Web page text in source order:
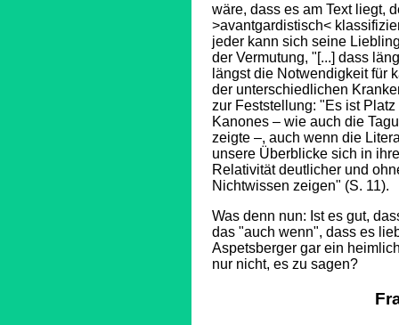
wäre, dass es am Text liegt,
>avantgardistisch<
jeder kann sich seine
der Vermutung, "[...] dass
längst die Notwendigkeit für
der unterschiedlichen
zur Feststellung: "Es ist
Kanones – wie auch die
zeigte –, auch wenn die
unsere Überblicke sich in
Relativität deutlicher und
Nichtwissen zeigen" (S. 11).
Was denn nun: Ist es gut,
das "auch wenn", dass es
Aspetsberger gar ein
nur nicht, es zu sagen?